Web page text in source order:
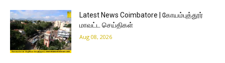
Latest News Coimbatore | கோயம்புத்தூர்
மாவட்ட செய்திகள்
Aug 08, 2026